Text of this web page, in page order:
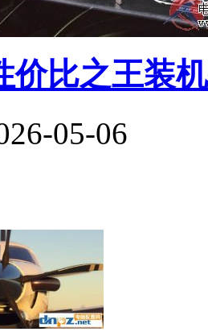
价比之王装
05-06